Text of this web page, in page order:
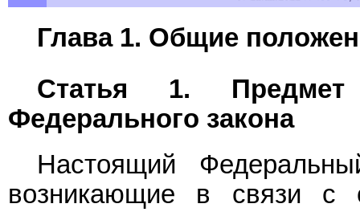
Глава 1. Общие
Статья 1. Предмет
Федерального закона
Настоящий
возникающие в связи с